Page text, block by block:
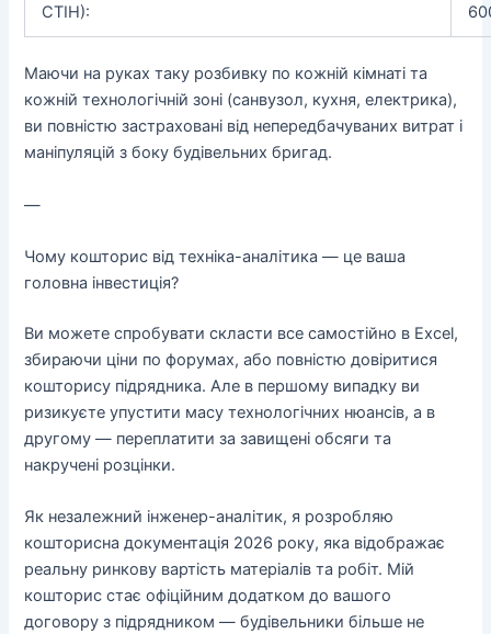
СТІН):
Маючи на руках таку розбивку по кожній кімнаті та
кожній технологічній зоні (санвузол, кухня, електрика),
ви повністю застраховані від непередбачуваних витрат і
маніпуляцій з боку будівельних бригад.
—
Чому кошторис від техніка-аналітика — це ваша
головна інвестиція?
Ви можете спробувати скласти все самостійно в Excel,
збираючи ціни по форумах, або повністю довіритися
кошторису підрядника. Але в першому випадку ви
ризикуєте упустити масу технологічних нюансів, а в
другому — переплатити за завищені обсяги та
накручені розцінки.
Як незалежний інженер-аналітик, я розробляю
кошторисна документація 2026 року, яка відображає
реальну ринкову вартість матеріалів та робіт. Мій
кошторис стає офіційним додатком до вашого
договору з підрядником — будівельники більше не